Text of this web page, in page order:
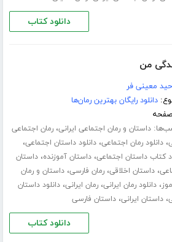
دانلود کتاب
من
معینی فر
دانلود رایگان بهترین رمان‌ها
داستان و رمان اجتماعی ایرانی،رمان اجتماعی
،دانلود رمان اجتماعی،دانلود داستان اجتماعی،
کتاب داستان اجتماعی،داستان آموزنده،داستان
،داستان اخلاقی،رمان فارسی،داستان و رمان
،دانلود رمان ایرانی،رمان ایرانی،دانلود داستان
،داستان ایرانی،داستان فارسی
دانلود کتاب